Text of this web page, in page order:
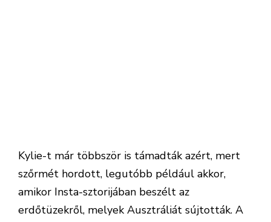
Kylie-t már többször is támadták azért, mert
szőrmét hordott, legutóbb például akkor,
amikor Insta-sztorijában beszélt az
erdőtüzekről, melyek Ausztráliát sújtották. A